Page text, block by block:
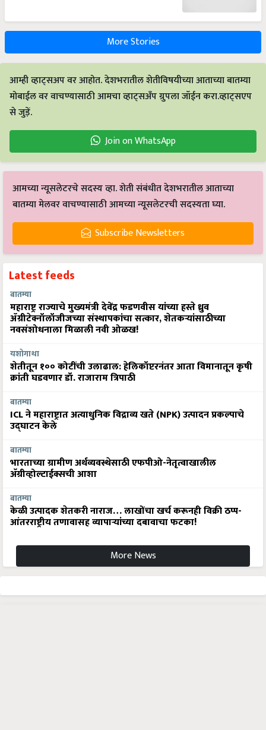
More Stories
मोबाईल वर वाचण्यासाठी आमचा व्हाट्सअँप ग्रुपला जॉईन करा.व्हाट्सएप
से जुड़ें.
Join on WhatsApp
बातम्या मेलवर वाचण्यासाठी आमच्या न्यूसलेटरची सदस्यता घ्या.
Subscribe Newsletters
बातम्या
महाराष्ट्र राज्याचे मुख्यमंत्री देवेंद्र फडणवीस यांच्या हस्ते ध्रुव
ॲग्रीटेक्नॉलॉजीजच्या संस्थापकांचा सत्कार, शेतकऱ्यांसाठीच्या
नवसंशोधनाला मिळाली नवी ओळख!
शेतीतून १०० कोटींची उलाढाल: हेलिकॉप्टरनंतर आता विमानातून कृषी
क्रांती घडवणार डॉ. राजाराम त्रिपाठी
ICL ने महाराष्ट्रात अत्याधुनिक विद्राव्य खते (NPK) उत्पादन प्रकल्पाचे
उद्घाटन केले
भारताच्या ग्रामीण अर्थव्यवस्थेसाठी एफपीओ-नेतृत्वाखालील
अ‍ॅग्रीव्होल्टाईक्सची आशा
केळी उत्पादक शेतकरी नाराज… लाखोंचा खर्च करूनही विक्री ठप्प-
आंतरराष्ट्रीय तणावासह व्यापाऱ्यांच्या दबावाचा फटका!
More News